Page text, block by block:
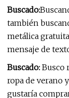
Buscado:
también
metálica
mensaje de
Buscado: Busco
ropa de verano
gustaría